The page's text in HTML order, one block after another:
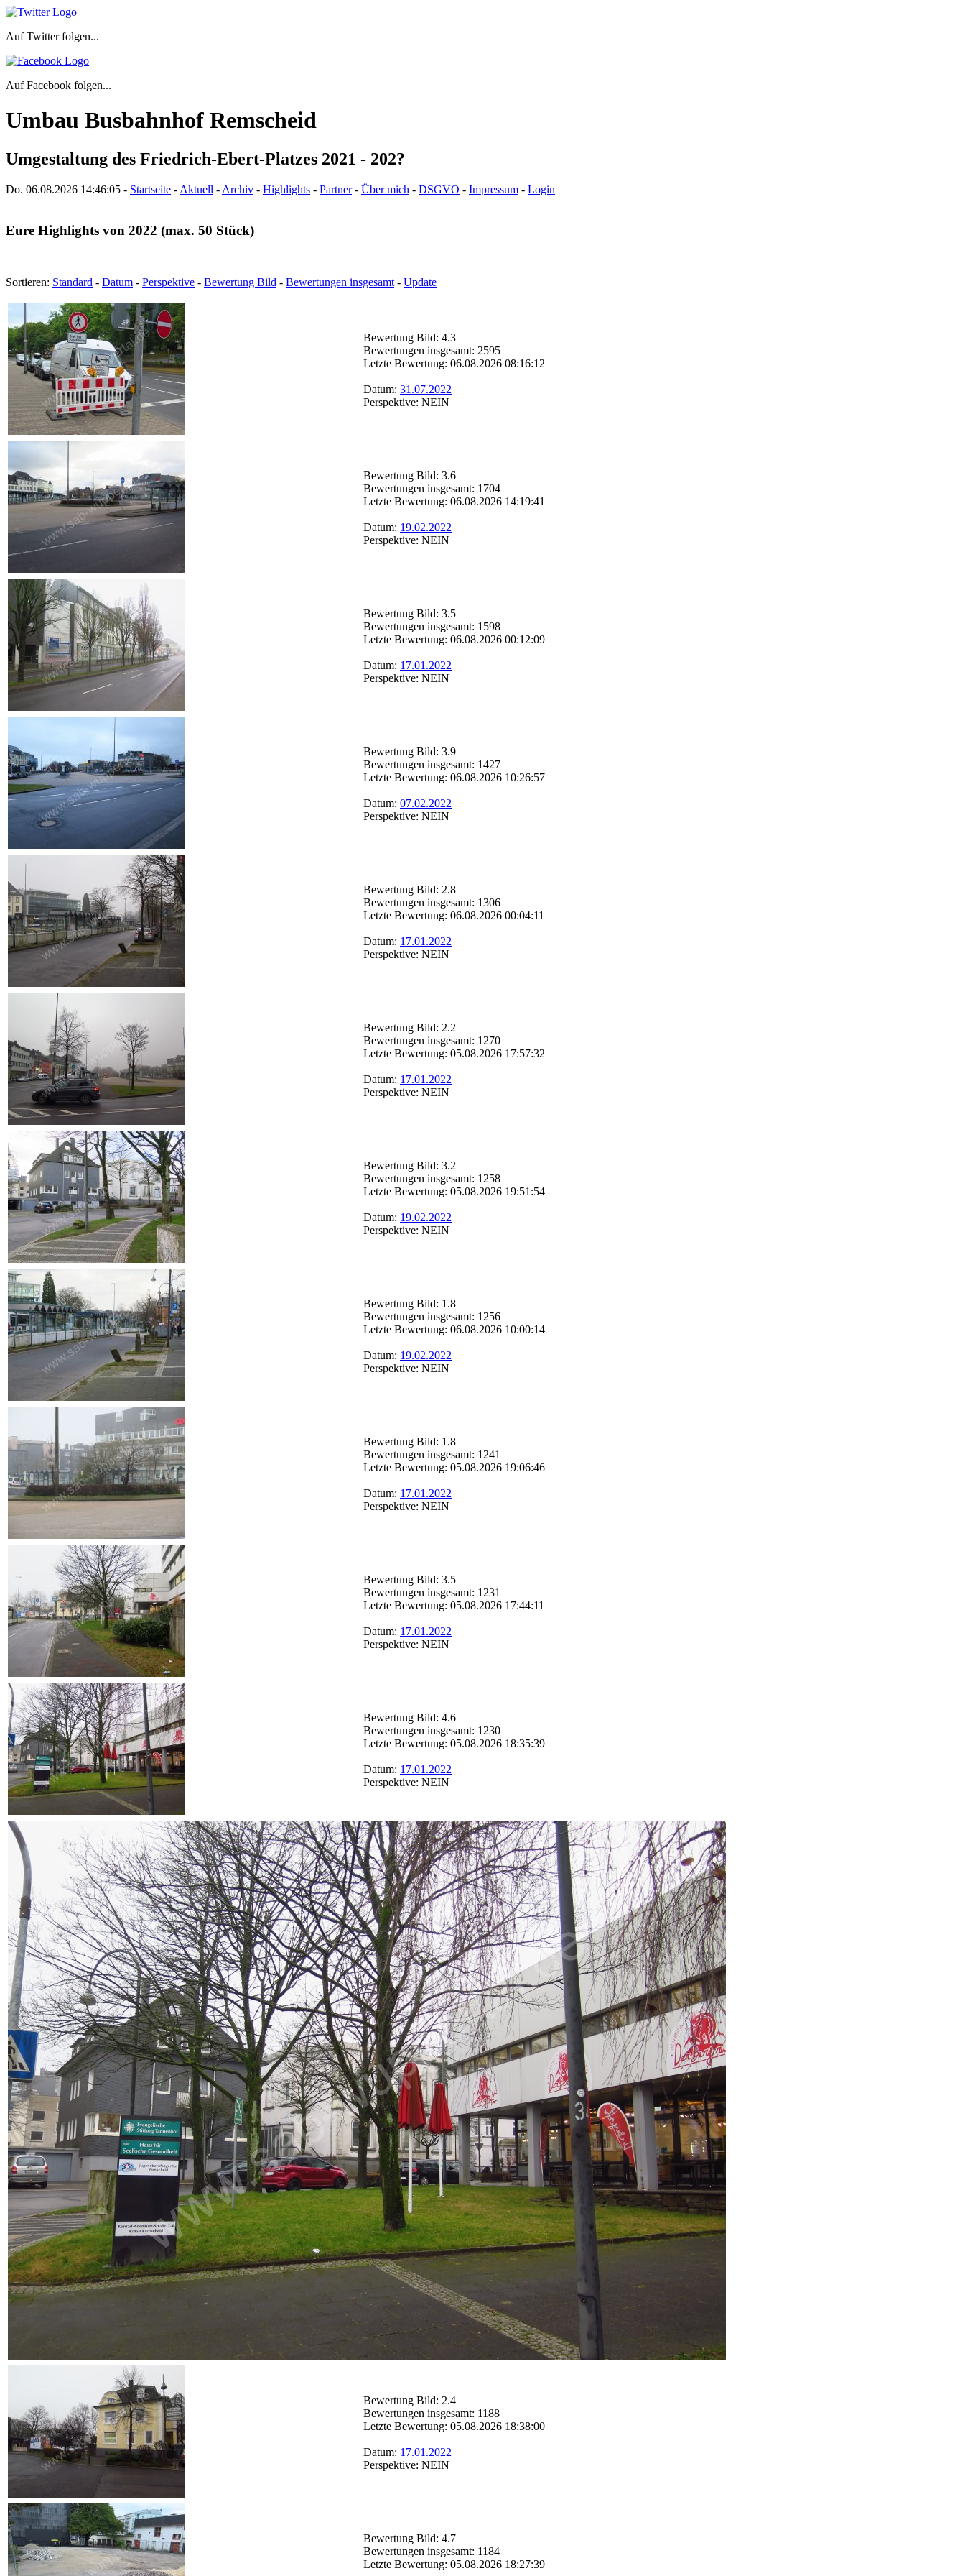
Auf Twitter folgen...
Auf Facebook folgen...
Umbau Busbahnhof Remscheid
Umgestaltung des Friedrich-Ebert-Platzes 2021 - 202?
Do. 06.08.2026 14:46:06 - Startseite - Aktuell - Archiv - Highlights - Partner- Über mich - DSGVO - Impressum - Login
Eure Highlights von 2022 (max. 50 Stück)
Sortieren: Standard - Datum - Perspektive - Bewertung Bild - Bewertungen insgesamt - Update
Bewertung Bild: 4.3
Bewertungen insgesamt: 2595
Letzte Bewertung: 06.08.2026 08:16:12
Datum: 31.07.2022
Perspektive: NEIN
Bewertung Bild: 3.6
Bewertungen insgesamt: 1704
Letzte Bewertung: 06.08.2026 14:19:41
Datum: 19.02.2022
Perspektive: NEIN
Bewertung Bild: 3.5
Bewertungen insgesamt: 1598
Letzte Bewertung: 06.08.2026 00:12:09
Datum: 17.01.2022
Perspektive: NEIN
Bewertung Bild: 3.9
Bewertungen insgesamt: 1427
Letzte Bewertung: 06.08.2026 10:26:57
Datum: 07.02.2022
Perspektive: NEIN
Bewertung Bild: 2.8
Bewertungen insgesamt: 1306
Letzte Bewertung: 06.08.2026 00:04:11
Datum: 17.01.2022
Perspektive: NEIN
Bewertung Bild: 2.2
Bewertungen insgesamt: 1270
Letzte Bewertung: 05.08.2026 17:57:32
Datum: 17.01.2022
Perspektive: NEIN
Bewertung Bild: 3.2
Bewertungen insgesamt: 1258
Letzte Bewertung: 05.08.2026 19:51:54
Datum: 19.02.2022
Perspektive: NEIN
Bewertung Bild: 1.8
Bewertungen insgesamt: 1256
Letzte Bewertung: 06.08.2026 10:00:14
Datum: 19.02.2022
Perspektive: NEIN
Bewertung Bild: 1.8
Bewertungen insgesamt: 1241
Letzte Bewertung: 05.08.2026 19:06:46
Datum: 17.01.2022
Perspektive: NEIN
Bewertung Bild: 3.5
Bewertungen insgesamt: 1231
Letzte Bewertung: 05.08.2026 17:44:11
Datum: 17.01.2022
Perspektive: NEIN
Bewertung Bild: 4.6
Bewertungen insgesamt: 1230
Letzte Bewertung: 05.08.2026 18:35:39
Datum: 17.01.2022
Perspektive: NEIN
Bewertung Bild: 2.4
Bewertungen insgesamt: 1188
Letzte Bewertung: 05.08.2026 18:38:00
Datum: 17.01.2022
Perspektive: NEIN
Bewertung Bild: 4.7
Bewertungen insgesamt: 1184
Letzte Bewertung: 05.08.2026 18:27:39